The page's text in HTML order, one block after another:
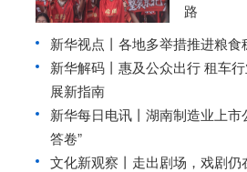
路
新华视点丨 各地多举措推进粮食
新华解码丨惠及公众出行 租车
展新指南
新华每日电讯丨 湖南制造业上市
答卷”
文化新观察丨 走出剧场，戏剧仍